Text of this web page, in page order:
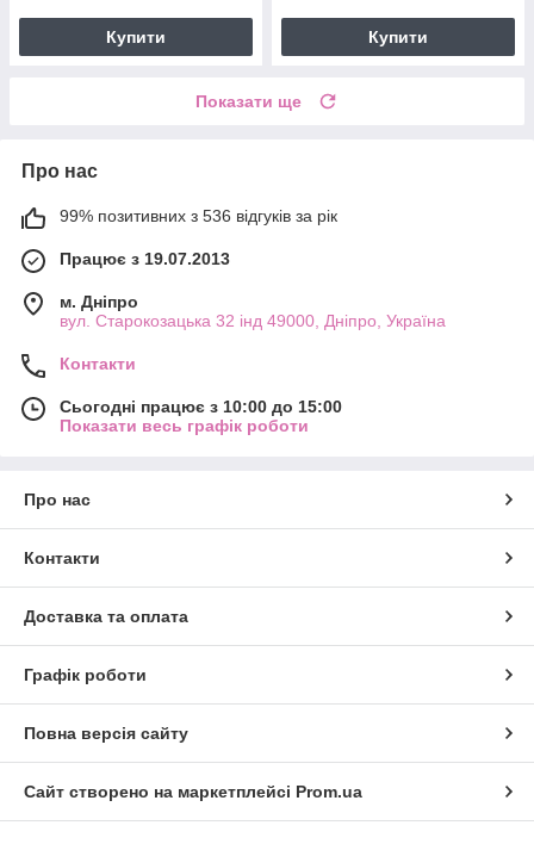
Купити Купити
Показати ще
Про нас
99% позитивних з 536 відгуків за рік
Працює з 19.07.2013
м. Дніпро
вул. Старокозацька 32 інд 49000, Дніпро, Україна
Контакти
Сьогодні працює з 10:00 до 15:00
Показати весь графік роботи
Про нас
Контакти
Доставка та оплата
Графік роботи
Повна версія сайту
Сайт створено на маркетплейсі Prom.ua